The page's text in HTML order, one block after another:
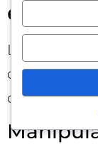
éviter 🚨
La tentation
des clics
dépasse de